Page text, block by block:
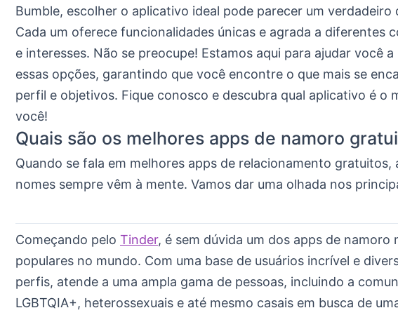
Bumble, escolher o aplicativo ideal pode parecer um verdadeiro
Cada um oferece funcionalidades únicas e agrada a diferentes
e interesses. Não se preocupe! Estamos aqui para ajudar você
essas opções, garantindo que você encontre o que mais se
perfil e objetivos. Fique conosco e descubra qual aplicativo é o
você!
Quais são os melhores apps de namoro
Quando se fala em melhores apps de relacionamento gratuitos,
nomes sempre vêm à mente. Vamos dar uma olhada nos
Começando pelo Tinder, é sem dúvida um dos apps de namoro
populares no mundo. Com uma base de usuários incrível e
perfis, atende a uma ampla gama de pessoas, incluindo a
LGBTQIA+, heterossexuais e até mesmo casais em busca de